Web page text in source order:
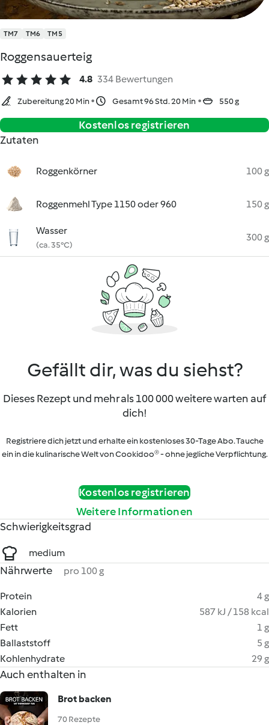
TM7 TM6 TM5
Roggensauerteig
4.8 334 Bewertungen
Zubereitung 20 Min Gesamt 96 Std. 20 Min 550 g
Kostenlos registrieren
Zutaten
Roggenkörner 100 g
Roggenmehl Type 1150 oder 960 150 g
Wasser
(ca. 35°C)
300 g
Gefällt dir, was du siehst?
Dieses Rezept und mehr als 100 000 weitere warten auf
dich!
Registriere dich jetzt und erhalte ein kostenloses 30-Tage Abo. Tauche
ein in die kulinarische Welt von Cookidoo® - ohne jegliche Verpflichtung.
Kostenlos registrieren
Weitere Informationen
Schwierigkeitsgrad
medium
Nährwerte pro 100 g
Protein
4 g
Kalorien
587 kJ / 158 kcal
Fett
1 g
Ballaststoff
5 g
Kohlenhydrate
29 g
Auch enthalten in
Brot backen
70 Rezepte